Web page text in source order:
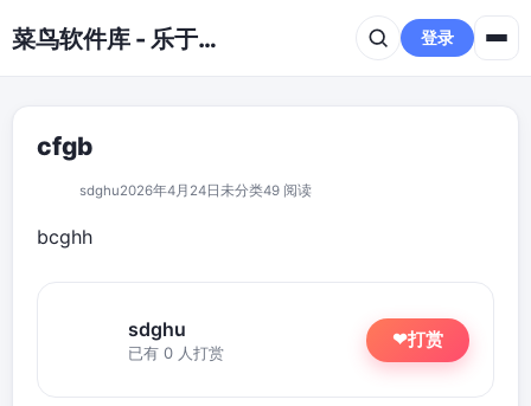
菜鸟软件库 - 乐于分享免费资源平台 登录
cfgb
sdghu2026年4月24日 未分类49 阅读
bcghh
sdghu
已有 0 人打赏
❤打赏